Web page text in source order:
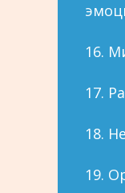
16.
17.
18.
19.